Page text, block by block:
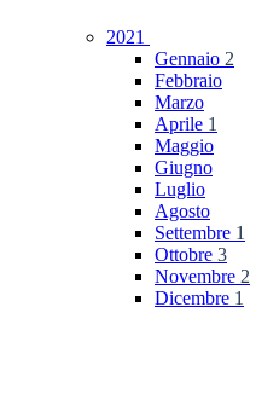
2021
Gennaio 2
Febbraio
Marzo
Aprile 1
Maggio
Giugno
Luglio
Agosto
Settembre 1
Ottobre 3
Novembre 2
Dicembre 1